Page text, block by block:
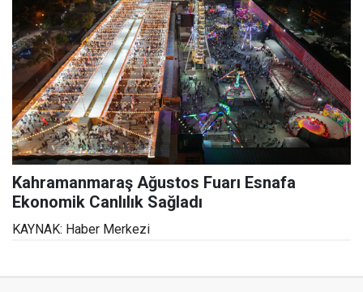
Kahramanmaraş Ağustos Fuarı Esnafa
Ekonomik Canlılık Sağladı
KAYNAK: Haber Merkezi